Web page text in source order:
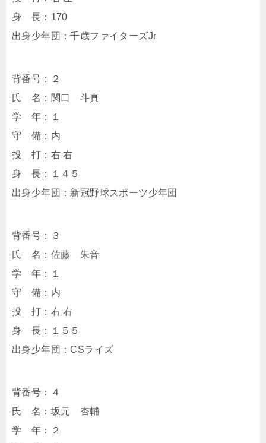
身 長：170
出身少年団：千歳ファイターズJr
背番号：２
氏 名：関口 斗真
学 年：１
守 備：内
投 打：右 右
身 長：１４５
出身少年団：新冠野球スポーツ少年団
背番号：３
氏 名：佐藤 朱音
学 年：１
守 備：内
投 打：右 右
身 長：１５５
出身少年団：CSライズ
背番号：４
氏 名：坂元 杏輔
学 年：２